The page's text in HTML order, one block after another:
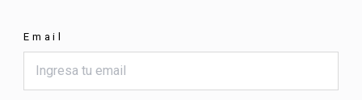
Email